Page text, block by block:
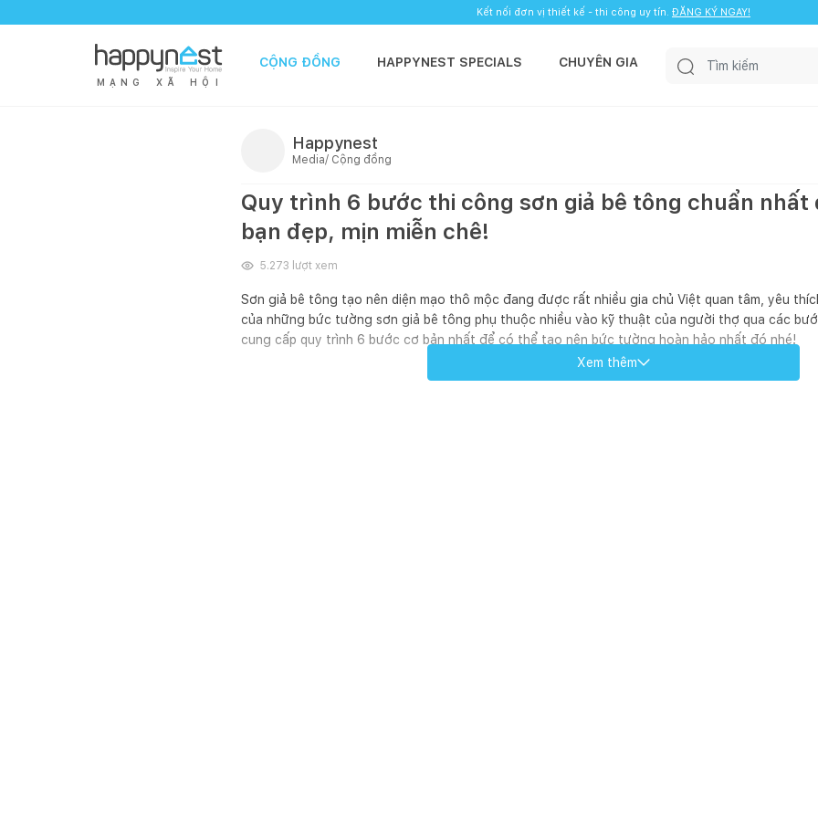
Kết nối đơn vị thiết kế - thi công uy tín. ĐĂNG KÝ NGAY!
M Ạ N G X Ã H Ộ I
CỘNG ĐỒNG HAPPYNEST SPECIALS CHUYÊN GIA
Happynest
Media/ Cộng đồng
Quy trình 6 bước thi công sơn giả bê tông chuẩn
bạn đẹp, mịn miễn chê!
5.273 lượt xem
Sơn giả bê tông tạo nên diện mạo thô mộc đang được rất nhiều gia chủ Việt quan tâm, yêu
của những bức tường sơn giả bê tông phụ thuộc nhiều vào kỹ thuật của người thợ qua các
cung cấp quy trình 6 bước cơ bản nhất để có thể tạo nên bức tường hoàn hảo nhất đó nhé!
Xem thêm